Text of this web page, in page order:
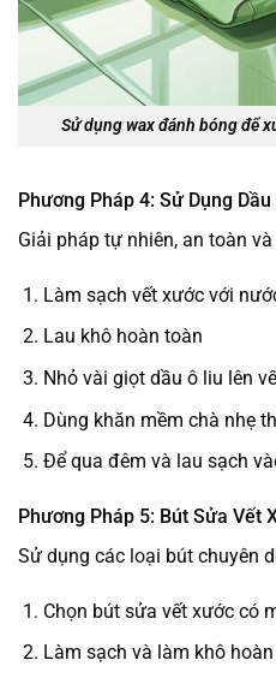
Sử dụng wax đánh bóng để
Phương Pháp 4: Sử Dụng
Giải pháp tự nhiên, an toàn
Làm sạch vết xước với
Lau khô hoàn toàn
Nhỏ vài giọt dầu ô liu lên
Dùng khăn mềm chà nhẹ
Để qua đêm và lau sạch
Phương Pháp 5: Bút Sửa Vết
Sử dụng các loại bút chuyên
Chọn bút sửa vết xước có
Làm sạch và làm khô